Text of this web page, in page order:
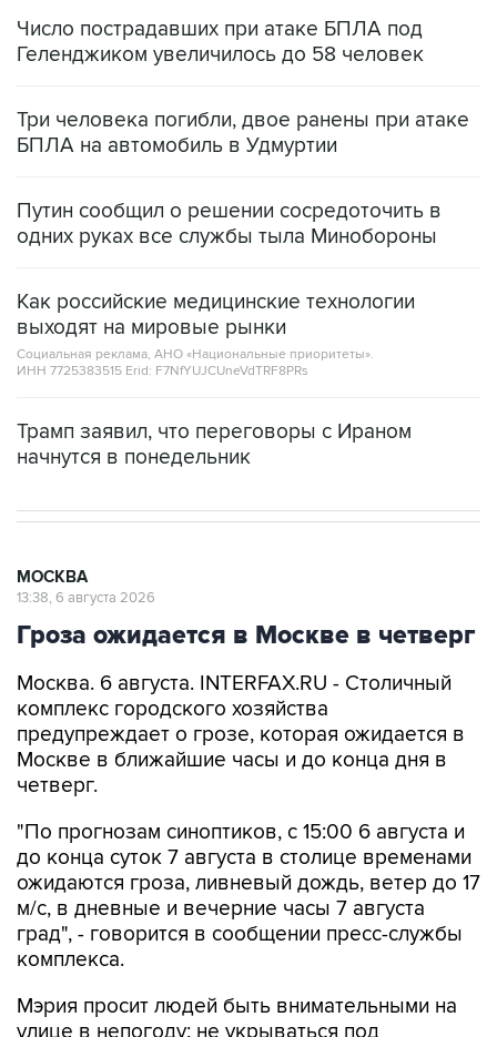
Число пострадавших при атаке БПЛА под
Геленджиком увеличилось до 58 человек
Три человека погибли, двое ранены при атаке
БПЛА на автомобиль в Удмуртии
Путин сообщил о решении сосредоточить в
одних руках все службы тыла Минобороны
Как российские медицинские технологии
выходят на мировые рынки
Социальная реклама, АНО «Национальные приоритеты».
ИНН 7725383515 Erid: F7NfYUJCUneVdTRF8PRs
Трамп заявил, что переговоры с Ираном
начнутся в понедельник
МОСКВА
13:38, 6 августа 2026
Гроза ожидается в Москве в четверг
Москва. 6 августа. INTERFAX.RU - Столичный
комплекс городского хозяйства
предупреждает о грозе, которая ожидается в
Москве в ближайшие часы и до конца дня в
четверг.
"По прогнозам синоптиков, с 15:00 6 августа и
до конца суток 7 августа в столице временами
ожидаются гроза, ливневый дождь, ветер до 17
м/с, в дневные и вечерние часы 7 августа
град", - говорится в сообщении пресс-службы
комплекса.
Мэрия просит людей быть внимательными на